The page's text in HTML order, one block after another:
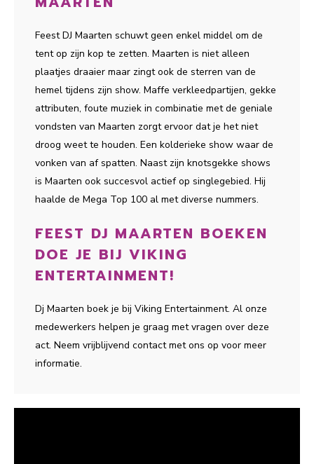
Feest DJ Maarten schuwt geen enkel middel om de
tent op zijn kop te zetten. Maarten is niet alleen
plaatjes draaier maar zingt ook de sterren van de
hemel tijdens zijn show. Maffe verkleedpartijen, gekke
attributen, foute muziek in combinatie met de geniale
vondsten van Maarten zorgt ervoor dat je het niet
droog weet te houden. Een kolderieke show waar de
vonken van af spatten. Naast zijn knotsgekke shows
is Maarten ook succesvol actief op singlegebied. Hij
haalde de Mega Top 100 al met diverse nummers.
FEEST DJ MAARTEN BOEKEN
DOE JE BIJ VIKING
ENTERTAINMENT!
Dj Maarten boek je bij Viking Entertainment. Al onze
medewerkers helpen je graag met vragen over deze
act. Neem vrijblijvend contact met ons op voor meer
informatie.